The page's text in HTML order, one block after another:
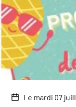
Le mardi 07